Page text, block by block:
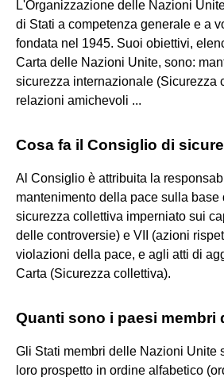
L'Organizzazione delle Nazioni
di Stati a competenza generale e a
fondata nel 1945. Suoi obiettivi,
Carta delle Nazioni Unite, sono:
sicurezza internazionale (Sicurezza
relazioni amichevoli ...
Cosa fa il Consiglio di
Al Consiglio è attribuita la
mantenimento della pace sulla base
sicurezza collettiva imperniato sui
delle controversie) e VII (azioni
violazioni della pace, e agli atti di
Carta (Sicurezza collettiva).
Quanti sono i paesi membri
Gli Stati membri delle Nazioni Unite
loro prospetto in ordine alfabetico